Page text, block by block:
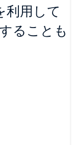
利用して
ることも